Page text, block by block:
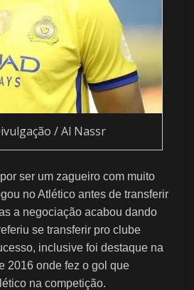
/ Al Nassr
ser um zagueiro com muito
no Atlético antes de transferir
a negociação acabou dando
se transferir pro clube
inclusive foi destaque na
2016 onde fez o gol que
na competição.